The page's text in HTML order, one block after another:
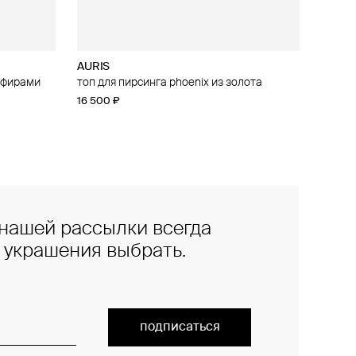
AURIS
топ для пирсинга phoenix из золота
16 500 ₽
из
рассылки всегда
украшения выбрать.
подписаться